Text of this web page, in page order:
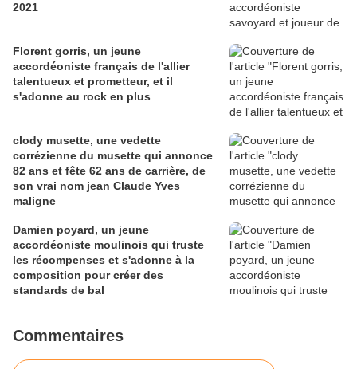
2021
Florent gorris, un jeune
accordéoniste français de l'allier
talentueux et prometteur, et il
s'adonne au rock en plus
clody musette, une vedette
corrézienne du musette qui annonce
82 ans et fête 62 ans de carrière, de
son vrai nom jean Claude Yves
maligne
Damien poyard, un jeune
accordéoniste moulinois qui truste
les récompenses et s'adonne à la
composition pour créer des
standards de bal
Commentaires